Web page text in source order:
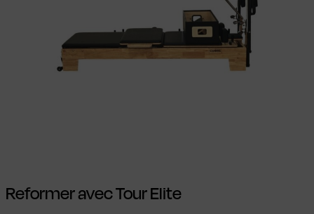
Reformer avec Tour Elite